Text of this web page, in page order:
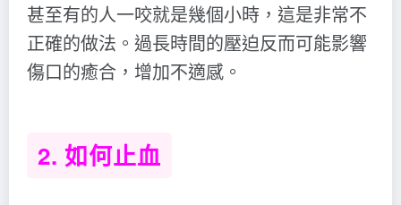
甚至有的人一咬就是幾個小時，這是非常不
正確的做法。過長時間的壓迫反而可能影響
傷口的癒合，增加不適感。
2. 如何止血